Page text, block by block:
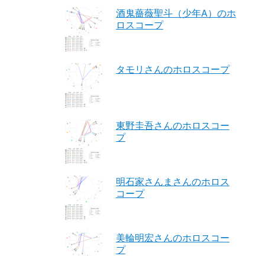
酒鬼薔薇聖斗（少年A）のホ
ロスコープ
タモリさんのホロスコープ
東野圭吾さんのホロスコー
プ
明石家さんまさんのホロス
コープ
美輪明宏さんのホロスコー
プ